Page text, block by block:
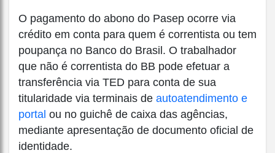
O pagamento do abono do Pasep ocorre via
crédito em conta para quem é correntista ou tem
poupança no Banco do Brasil. O trabalhador
que não é correntista do BB pode efetuar a
transferência via TED para conta de sua
titularidade via terminais de autoatendimento e
portal ou no guichê de caixa das agências,
mediante apresentação de documento oficial de
identidade.